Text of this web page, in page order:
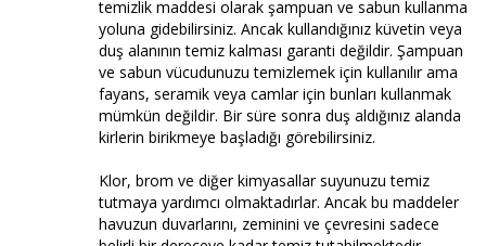
temizlik maddesi olarak şampuan ve sabun kullanma
yoluna gidebilirsiniz. Ancak kullandığınız küvetin veya
duş alanının temiz kalması garanti değildir. Şampuan
ve sabun vücudunuzu temizlemek için kullanılır ama
fayans, seramik veya camlar için bunları kullanmak
mümkün değildir. Bir süre sonra duş aldığınız alanda
kirlerin birikmeye başladığı görebilirsiniz.
Klor, brom ve diğer kimyasallar suyunuzu temiz
tutmaya yardımcı olmaktadırlar. Ancak bu maddeler
havuzun duvarlarını, zeminini ve çevresini sadece